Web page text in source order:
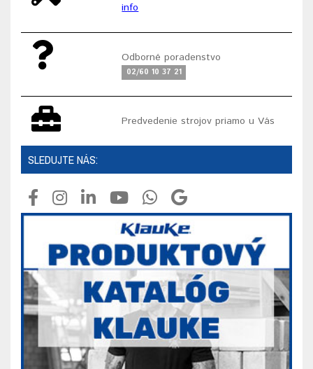
info
Odborné poradenstvo
02/60 10 37 21
Predvedenie strojov priamo u Vás
SLEDUJTE NÁS: